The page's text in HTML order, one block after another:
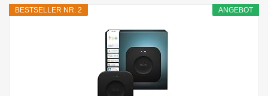
ANGEBOT
BESTSELLER NR. 2